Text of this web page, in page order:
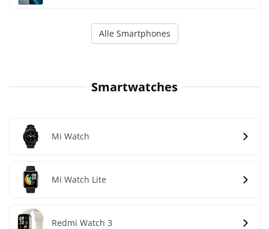
Alle Smartphones
Smartwatches
Mi Watch
Mi Watch Lite
Redmi Watch 3